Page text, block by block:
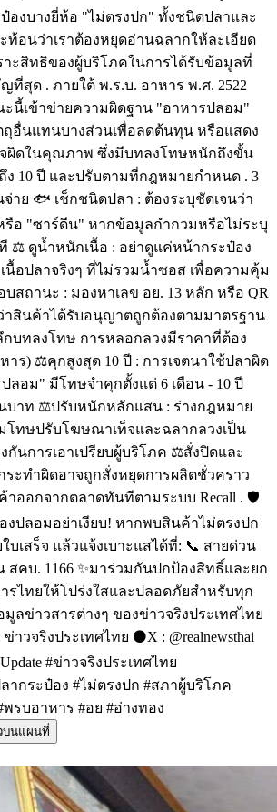
องบางยี่ห้อ "ไม่ตรงปก" ทั้งชนิดปลาและ
ท้อนว่าเราต้องหยุดอ่านฉลากให้ละเอียด
าะสิทธิของผู้บริโภคในการได้รับข้อมูลที่
ที่สุด . ภายใต้ พ.ร.บ. อาหาร พ.ศ. 2522
นี้เข้าข่ายความผิดฐาน "อาหารปลอม"
ถุอื่นแทนบางส่วนเพื่อลดต้นทุน หรือแสดง
ผิดในคุณภาพ ซึ่งมีบทลงโทษหนักถึงขั้น
ง 10 ปี และปรับตามที่กฎหมายกำหนด . 3
าย 🐟 เช็กชนิดปลา : ต้องระบุชัดเจนว่า
รือ "ซาร์ดีน" หากข้อมูลกำกวมหรือไม่ระบุ
⚖️ ดูน้ำหนักเนื้อ : อย่าดูแค่หน้ากระป๋อง
นื้อปลาจริงๆ ที่ไม่รวมน้ำซอส เพื่อความคุ้ม
สถานะ : มองหาเลข อย. 13 หลัก หรือ QR
ว่าสินค้าได้รับอนุญาตถูกต้องตามมาตรฐาน
กบทลงโทษ การหลอกลวงมีราคาที่ต้อง
าร) ⚖️คุกสูงสุด 10 ปี : การเจตนาใช้ปลาผิด
ลอม" มีโทษจำคุกตั้งแต่ 6 เดือน - 10 ปี
บาท ⚖️ปรับหนักหลักแสน : ร่างกฎหมาย
มโทษปรับโฆษณาเท็จและฉลากลวงเป็น
งกันการเอาเปรียบผู้บริโภค ⚖️สั่งปิดและ
ระทำผิดอาจถูกสั่งหยุดการผลิตชั่วคราว
าออกจากตลาดทันทีตามระบบ Recall . 🛡️
งปลอมอย่าเงียบ! หากพบสินค้าไม่ตรงปก
เสร็จ แล้วแจ้งเบาะแสได้ที่: 📞 สายด่วน
สคบ. 1166 ✨มาร่วมกันปกป้องสิทธิ์และยก
รไทยให้โปร่งใสและปลอดภัยสำหรับทุก
ข่าวสารต่างๆ ของข่าวจริงประเทศไทย
ข่าวจริงประเทศไทย ⚫X : @realnewsthai
#ข่าวจริงประเทศไทย
ปลากระป๋อง #ไม่ตรงปก #สภาผู้บริโภค
รบอาหาร #อย #อ่างทอง
บนแผนที่